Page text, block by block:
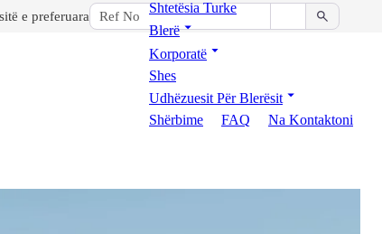
e preferuara
Shtetësia Turke
Blerë
Korporatë
Shes
Udhëzuesit Për Blerësit
Shërbime
FAQ Na Kontaktoni